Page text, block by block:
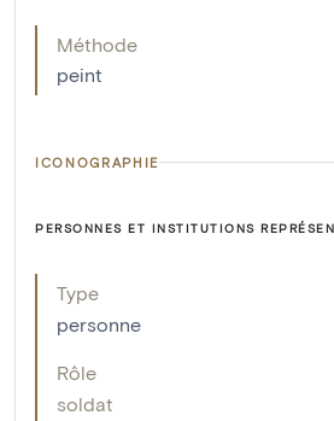
Méthode
peint
ICONOGRAPHIE
PERSONNES ET INSTITUTIONS
Type
personne
Rôle
soldat